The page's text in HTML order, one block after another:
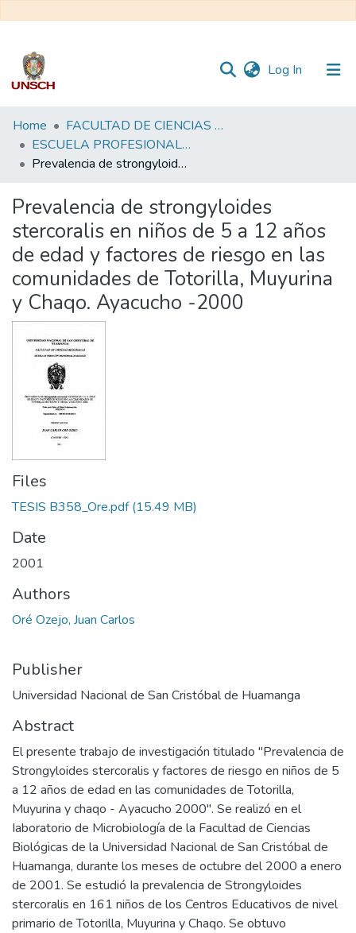
Log In (current)
Communities
&
Collections
Statistics
Home
FACULTAD DE CIENCIAS BIOLÓGICAS
ESCUELA PROFESIONAL DE BIOLOGÍA - TESIS
Prevalencia de strongyloides stercoralis en niños de 5 a 12 años de edad y factores de riesgo en las comunidades de Totorilla, Muyurina y Chaqo. Ayacucho -2000
Prevalencia de strongyloides
stercoralis en niños de 5 a 12 años
de edad y factores de riesgo en las
comunidades de Totorilla, Muyurina
y Chaqo. Ayacucho -2000
Files
TESIS B358_Ore.pdf(15.49 MB)
Date
2001
Authors
Oré Ozejo, Juan Carlos
Publisher
Universidad Nacional de San Cristóbal de Huamanga
Abstract
El presente trabajo de investigación titulado "Prevalencia de
Strongyloides stercoralis y factores de riesgo en niños de 5
a 12 años de edad en las comunidades de Totorilla,
Muyurina y chaqo - Ayacucho 2000". Se realizó en el
Iaboratorio de Microbiología de la Facultad de Ciencias
Biológicas de la Universidad Nacional de San Cristóbal de
Huamanga, durante los meses de octubre del 2000 a enero
de 2001. Se estudió Ia prevalencia de Strongyloides
stercoralis en 161 niños de los Centros Educativos de nivel
primario de Totorilla, Muyurina y Chaqo. Se obtuvo